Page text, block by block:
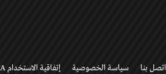
اتصل بنا سياسة الخصوصية إتفاقية الاستخدام DMCA